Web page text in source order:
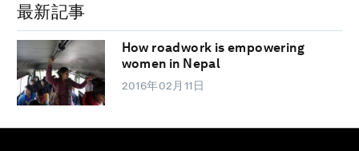
最新記事
How roadwork is empowering
women in Nepal
2016年02月11日